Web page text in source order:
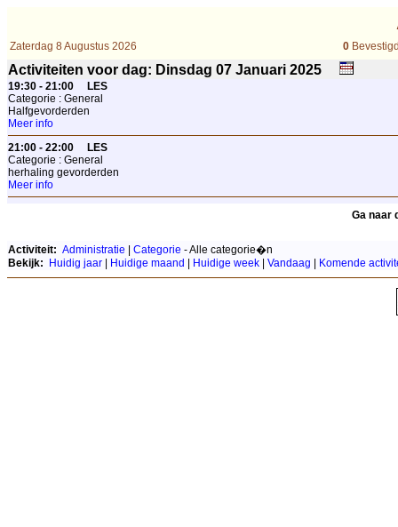
Zaterdag 8 Augustus 2026 0
Activiteiten voor dag: Dinsdag 07 Januari 2025
19:30 - 21:00
LES
Categorie : General
Halfgevorderden
Meer info
21:00 - 22:00
LES
Categorie : General
herhaling gevorderden
Meer info
Ga naar
Activiteit: Administratie Categorie - Alle categorie�n
Bekijk:
Huidig jaar Huidige maand Huidige week Vandaag Komende